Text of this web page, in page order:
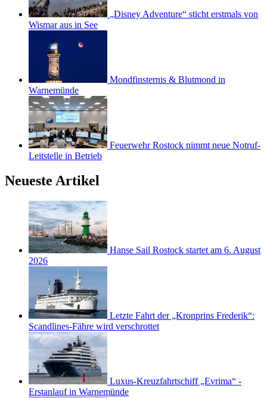
„Disney Adventure“ sticht erstmals von
Wismar aus in See
Mondfinsternis & Blutmond in
Warnemünde
Feuerwehr Rostock nimmt neue Notruf-
Leitstelle in Betrieb
Neueste Artikel
Hanse Sail Rostock startet am 6. August
2026
Letzte Fahrt der „Kronprins Frederik“:
Scandlines-Fähre wird verschrottet
Luxus-Kreuzfahrtschiff „Evrima“ -
Erstanlauf in Warnemünde